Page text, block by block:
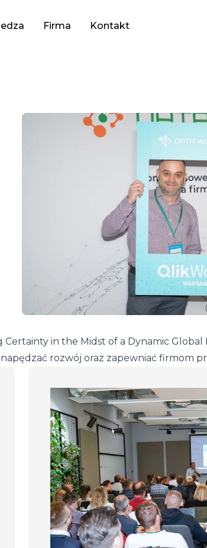
Firma Kontakt
in the Midst of a Dynamic Global
rozwój oraz zapewniać firmom